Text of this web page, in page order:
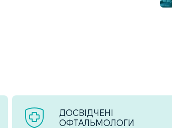
ДОСВІДЧЕНІ
ОФТАЛЬМОЛОГИ